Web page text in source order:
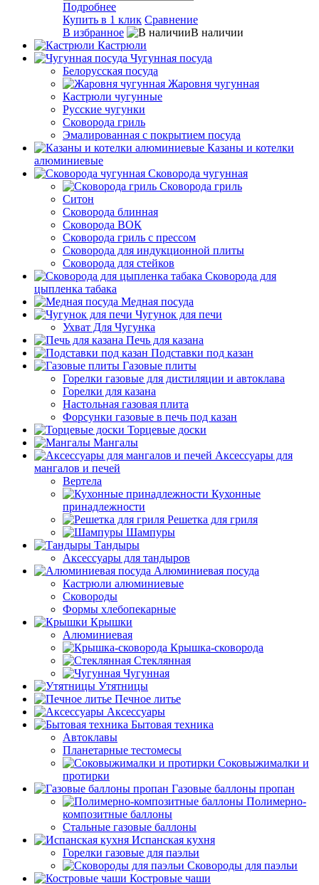
Подробнее
Купить в 1 клик Сравнение
В избранное
В наличии
Кастрюли
Чугунная посуда
Белорусская посуда
Жаровня чугунная
Кастрюли чугунные
Русские чугунки
Сковорода гриль
Эмалированная с покрытием посуда
Казаны и котелки
алюминиевые
Сковорода чугунная
Сковорода гриль
Ситон
Сковорода блинная
Сковорода ВОК
Сковорода гриль с прессом
Сковорода для индукционной плиты
Сковорода для стейков
Сковорода для
цыпленка табака
Медная посуда
Чугунок для печи
Ухват Для Чугунка
Печь для казана
Подставки под казан
Газовые плиты
Горелки газовые для дистиляции и автоклава
Горелки для казана
Настольная газовая плита
Форсунки газовые в печь под казан
Торцевые доски
Мангалы
Аксессуары для
мангалов и печей
Вертела
Кухонные
принадлежности
Решетка для гриля
Шампуры
Тандыры
Аксессуары для тандыров
Алюминиевая посуда
Кастрюли алюминиевые
Сковороды
Формы хлебопекарные
Крышки
Алюминиевая
Крышка-сковорода
Стеклянная
Чугунная
Утятницы
Печное литье
Аксессуары
Бытовая техника
Автоклавы
Планетарные тестомесы
Соковыжималки и
протирки
Газовые баллоны пропан
Полимерно-
композитные баллоны
Стальные газовые баллоны
Испанская кухня
Горелки газовые для паэльи
Сковороды для паэльи
Костровые чаши